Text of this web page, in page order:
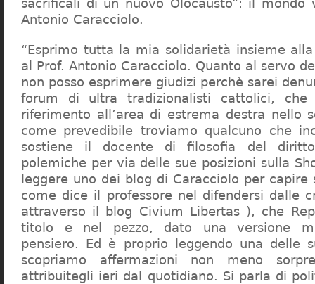
sacrificali di un nuovo Olocausto”: il mondo
Antonio Caracciolo.
“Esprimo tutta la mia solidarietà insieme
al Prof. Antonio Caracciolo. Quanto al servo
non posso esprimere giudizi perchè sarei
forum di ultra tradizionalisti cattolici,
riferimento all’area di estrema destra nello
come prevedibile troviamo qualcuno che
sostiene il docente di filosofia del
polemiche per via delle sue posizioni sulla
leggere uno dei blog di Caracciolo per
come dice il professore nel difendersi dalle
attraverso il blog Civium Libertas ), che
titolo e nel pezzo, dato una versione
pensiero. Ed è proprio leggendo una delle
scopriamo affermazioni non meno
attribuitegli ieri dal quotidiano. Si parla di